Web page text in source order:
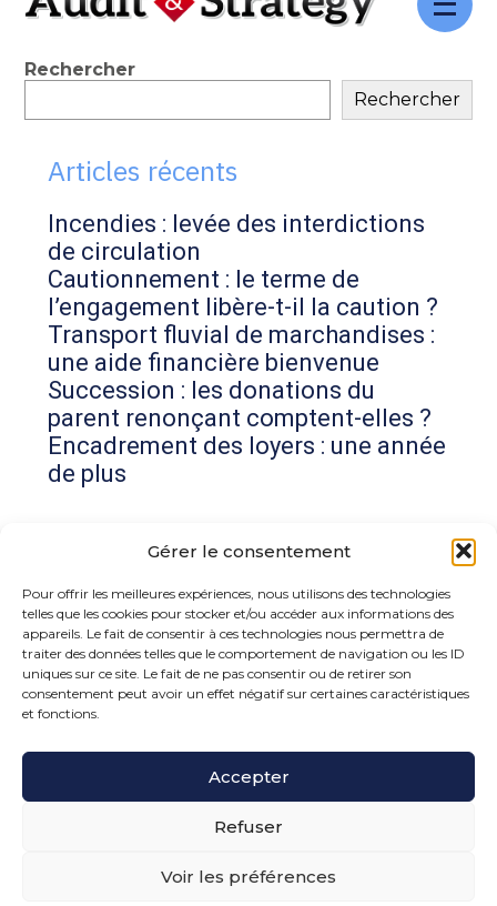
Gérer le consentement
Pour offrir les meilleures expériences, nous utilisons des technologies
telles que les cookies pour stocker et/ou accéder aux informations des
appareils. Le fait de consentir à ces technologies nous permettra de
traiter des données telles que le comportement de navigation ou les ID
uniques sur ce site. Le fait de ne pas consentir ou de retirer son
consentement peut avoir un effet négatif sur certaines caractéristiques
et fonctions.
Accepter
Refuser
Voir les préférences
Aller
Blog
sidebar
Rechercher
Rechercher
Articles récents
Incendies : levée des interdictions
de circulation
Cautionnement : le terme de
l’engagement libère-t-il la caution ?
Transport fluvial de marchandises :
une aide financière bienvenue
Succession : les donations du
parent renonçant comptent-elles ?
Encadrement des loyers : une année
de plus
Commentaires récents
Aucun commentaire à afficher.
15 rue de la Bonne Rencontre – 77860 Quincy
Voisins
PLAN DU SITE